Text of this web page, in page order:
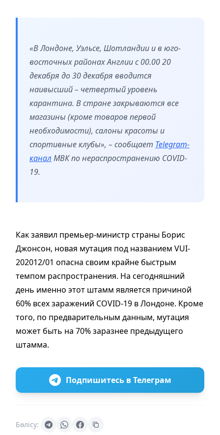
«В Лондоне, Уэльсе, Шотландии и в юго-
восточных районах Англии с 00.00 20
декабря до 30 декабря вводится
наивысший – четвертый уровень
карантина. В стране закрываются все
магазины (кроме товаров первой
необходимости), салоны красоты и
спортивные клубы», – сообщает Telegram-
канал МВК по нераспространению COVID-
19.
Как заявил премьер-министр страны Борис
Джонсон, новая мутация под названием VUI-
202012/01 опасна своим крайне быстрым
темпом распространения. На сегодняшний
день именно этот штамм является причиной
60% всех заражений COVID-19 в Лондоне. Кроме
того, по предварительным данным, мутация
может быть на 70% заразнее предыдущего
штамма.
Подпишитесь в Телеграм
Бөлісу: